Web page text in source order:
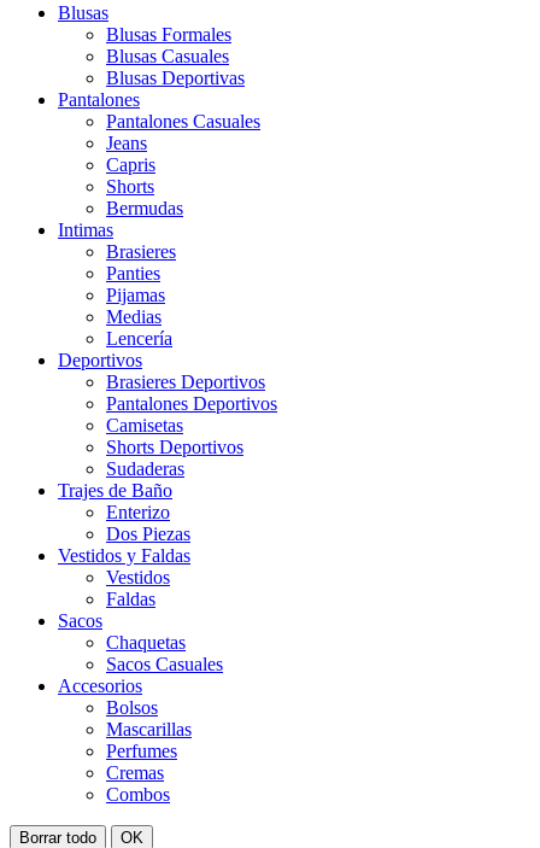
Blusas
Blusas Formales
Blusas Casuales
Blusas Deportivas
Pantalones
Pantalones Casuales
Jeans
Capris
Shorts
Bermudas
Intimas
Brasieres
Panties
Pijamas
Medias
Lencería
Deportivos
Brasieres Deportivos
Pantalones Deportivos
Camisetas
Shorts Deportivos
Sudaderas
Trajes de Baño
Enterizo
Dos Piezas
Vestidos y Faldas
Vestidos
Faldas
Sacos
Chaquetas
Sacos Casuales
Accesorios
Bolsos
Mascarillas
Perfumes
Cremas
Combos
Borrar todo OK